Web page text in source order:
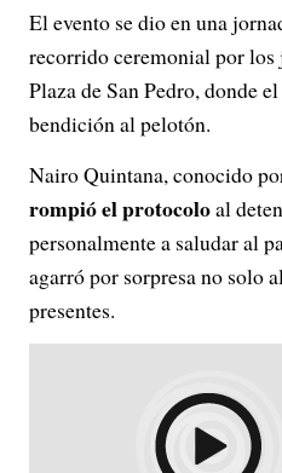
El evento se dio en una
recorrido ceremonial por
Plaza de San Pedro, donde
bendición al pelotón.
Nairo Quintana, conocido
rompió el protocoloal
personalmente a saludar al
agarró por sorpresa no solo
presentes.